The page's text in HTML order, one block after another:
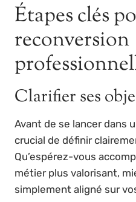
Étapes clés
reconversion
Clarifier ses
Avant de se lancer dans
crucial de définir
Qu’espérez-vous
métier plus valorisant,
simplement aligné sur